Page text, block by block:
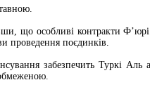
що особливі контракти Ф’юрі
проведення поєдинків.
забезпечить Туркі